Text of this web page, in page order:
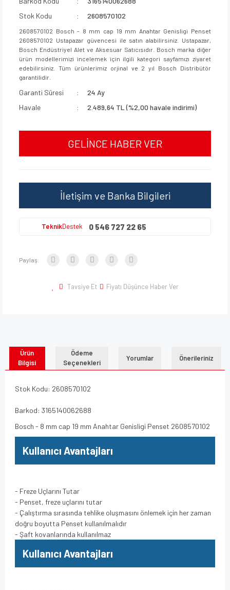
Stok Kodu
2608570102
2608570102 Bosch - 8 mm cap 19 mm Anahtar Genisligi Penset
2608570102 Ustapazar güvencesi ile satın alabilirsiniz. Ustapazar,
Bosch Endüstriyel Alet ve Aksesuar Satıcısıdır. Bosch marka diğer
ürün modellerimizi incelemek için ilgili kategori sayfamızı ziyaret
edebilirsiniz. Tüm ürünlerimiz orjinal ve 2 yıl Bosch Distribütör
garantilidir.
Garanti Süresi
24 Ay
Havale
2.489,64 TL (%2,00 havale indirimi)
GELİNCE HABER VER
İletişim ve Banka Bilgileri
TeknikDestek 0 546 727 22 65
Paylaş:
Tavsiye Et Fiyatı Düşünce Haber Ver
Ürün
Bilgisi
Ödeme
Seçenekleri
Yorumlar Önerileriniz
Stok Kodu: 2608570102
Barkod: 3165140062688
Bosch - 8 mm cap 19 mm Anahtar Genisligi Penset 2608570102
Kullanıcı Avantajları
- Freze Uçlarını Tutar
- Penset, freze uçlarını tutar
- Çalıştırma sırasında tehlike oluşmasını önlemek için her zaman
doğru boyutta Penset kullanılmalıdır
- Şaft kovanlarında kullanılmaz
Kullanıcı Avantajları